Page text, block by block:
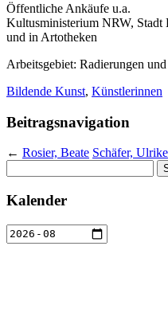
Öffentliche Ankäufe u.a.
Kultusministerium NRW, Stadt
und in Artotheken
Arbeitsgebiet: Radierungen
Bildende Kunst, Künstlerinnen
Beitragsnavigation
← Rosier, Beate Schäfer, Ulrike
nach:
Kalender